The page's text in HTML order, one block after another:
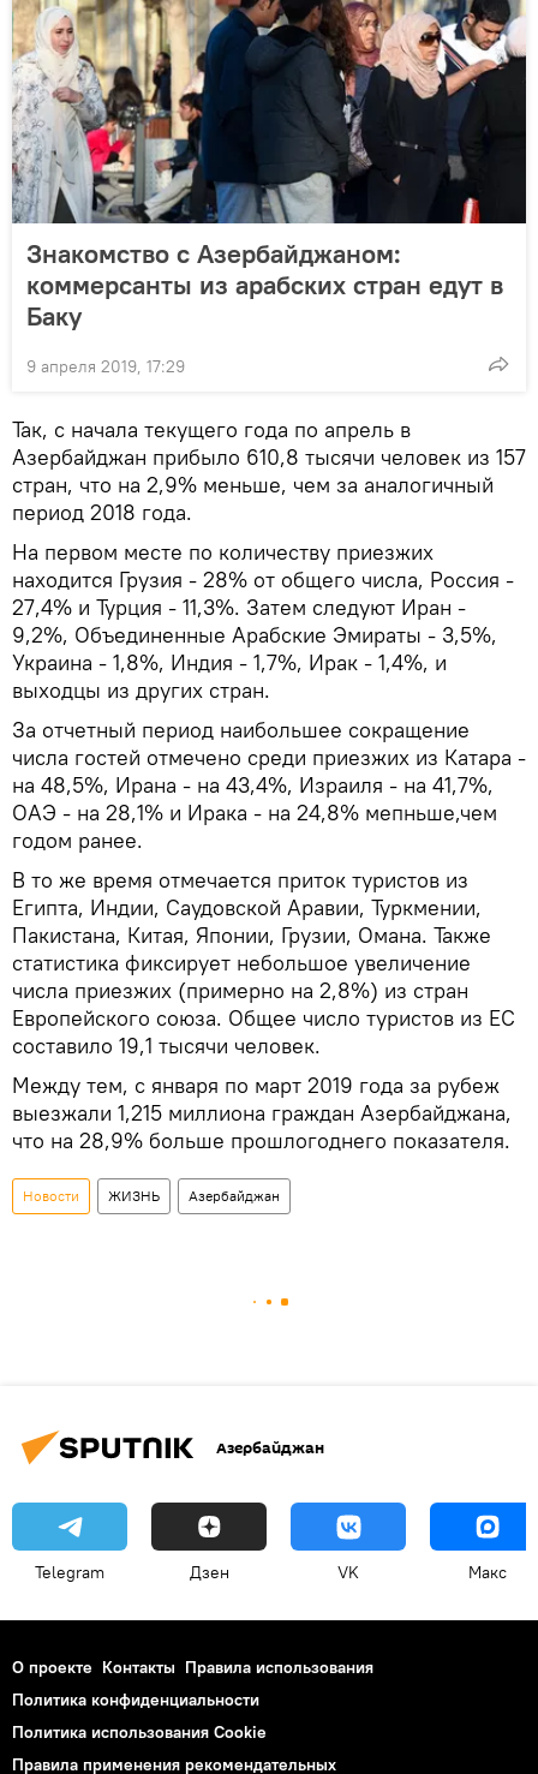
Знакомство с Азербайджаном:
коммерсанты из арабских стран едут в
Баку
9 апреля 2019, 17:29
Так, с начала текущего года по апрель в
Азербайджан прибыло 610,8 тысячи человек из 157
стран, что на 2,9% меньше, чем за аналогичный
период 2018 года.
На первом месте по количеству приезжих
находится Грузия - 28% от общего числа, Россия -
27,4% и Турция - 11,3%. Затем следуют Иран -
9,2%, Объединенные Арабские Эмираты - 3,5%,
Украина - 1,8%, Индия - 1,7%, Ирак - 1,4%, и
выходцы из других стран.
За отчетный период наибольшее сокращение
числа гостей отмечено среди приезжих из Катара -
на 48,5%, Ирана - на 43,4%, Израиля - на 41,7%,
ОАЭ - на 28,1% и Ирака - на 24,8% мепньше,чем
годом ранее.
В то же время отмечается приток туристов из
Египта, Индии, Саудовской Аравии, Туркмении,
Пакистана, Китая, Японии, Грузии, Омана. Также
статистика фиксирует небольшое увеличение
числа приезжих (примерно на 2,8%) из стран
Европейского союза. Общее число туристов из ЕС
составило 19,1 тысячи человек.
Между тем, с января по март 2019 года за рубеж
выезжали 1,215 миллиона граждан Азербайджана,
что на 28,9% больше прошлогоднего показателя.
Новости ЖИЗНЬ Азербайджан
Азербайджан
Telegram Дзен VK Макс
О проекте Контакты Правила использования
Политика конфиденциальности
Политика использования Cookie
Правила применения рекомендательных